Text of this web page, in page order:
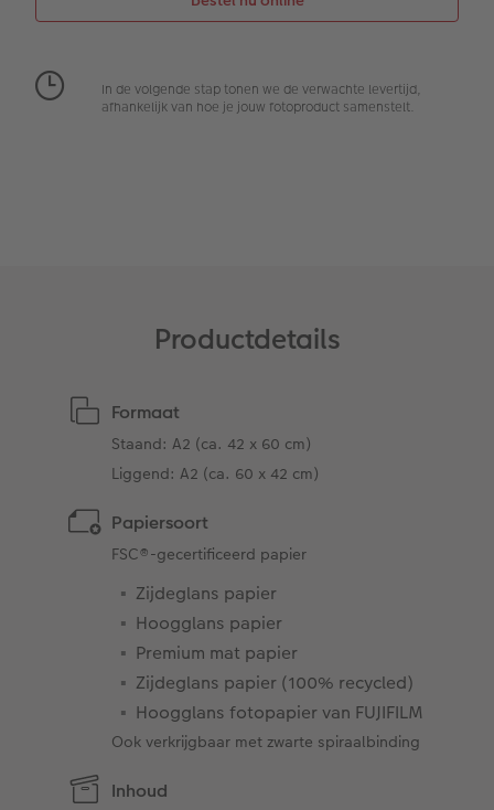
Art Collection
Lijsten
In de volgende stap tonen we de verwachte levertijd,
afhankelijk van hoe je jouw fotoproduct samenstelt.
Productdetails
Formaat
Staand: A2 (ca. 42 x 60 cm)
Liggend: A2 (ca. 60 x 42 cm)
Papiersoort
FSC®-gecertificeerd papier
Zijdeglans papier
Hoogglans papier
Premium mat papier
Zijdeglans papier (100% recycled)
Hoogglans fotopapier van FUJIFILM
Ook verkrijgbaar met zwarte spiraalbinding
Inhoud